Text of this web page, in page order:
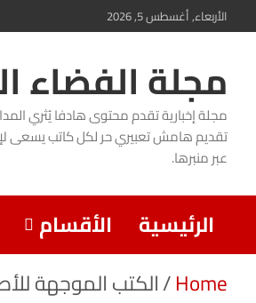
Skip
content
الأربعاء, أغسطس 5, 2026
مجلة الفضاء
مجلة إخبارية تقدم محتوى هادفا يُثري
تقديم هامش تعبيري حر لكل كاتب يسعى
عبر منبرها.
الرئيسية الأقسام
Home الكتب الموجهة